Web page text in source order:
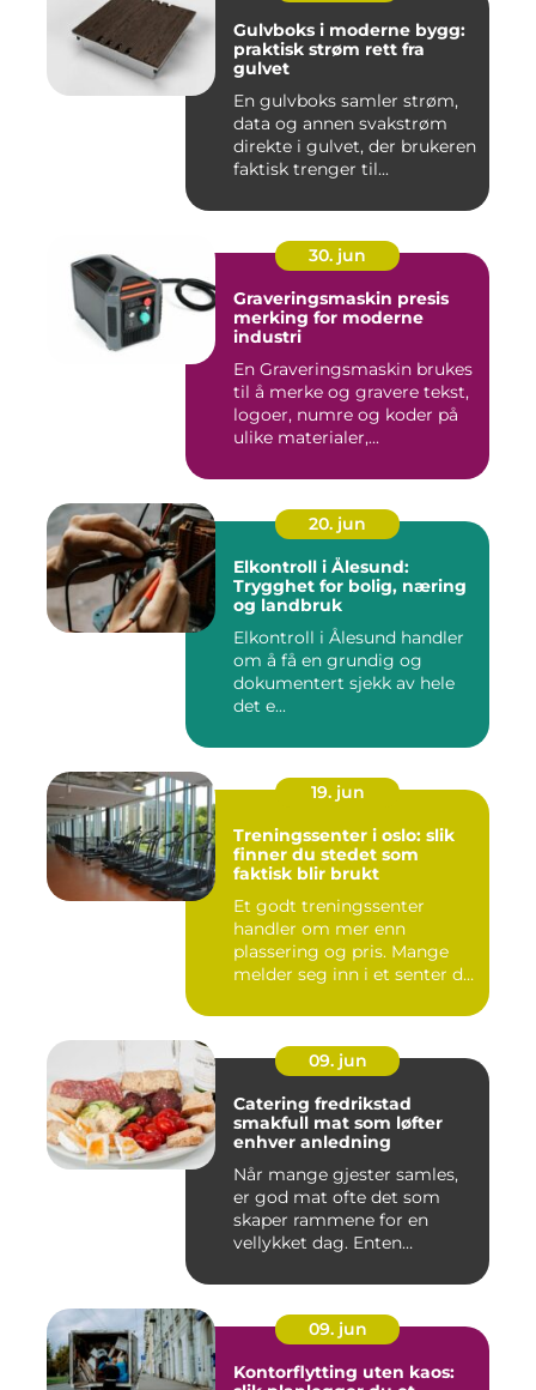
Gulvboks i moderne bygg:
praktisk strøm rett fra
gulvet
En gulvboks samler strøm,
data og annen svakstrøm
direkte i gulvet, der brukeren
faktisk trenger til...
30. jun
Graveringsmaskin presis
merking for moderne
industri
En Graveringsmaskin brukes
til å merke og gravere tekst,
logoer, numre og koder på
ulike materialer,...
20. jun
Elkontroll i Ålesund:
Trygghet for bolig, næring
og landbruk
Elkontroll i Ålesund handler
om å få en grundig og
dokumentert sjekk av hele
det e...
19. jun
Treningssenter i oslo: slik
finner du stedet som
faktisk blir brukt
Et godt treningssenter
handler om mer enn
plassering og pris. Mange
melder seg inn i et senter de
09. jun
Catering fredrikstad
smakfull mat som løfter
enhver anledning
Når mange gjester samles,
er god mat ofte det som
skaper rammene for en
vellykket dag. Enten
09. jun
Kontorflytting uten kaos: